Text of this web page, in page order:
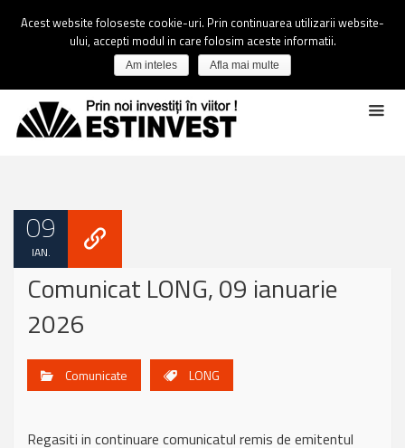
09
IAN.
Comunicat LONG, 09 ianuarie
2026
Comunicate LONG
Regasiti in continuare comunicatul remis de emitentul
Acest website foloseste cookie-uri. Prin continuarea utilizarii website-
ului, accepti modul in care folosim aceste informatii.
Am inteles Afla mai multe